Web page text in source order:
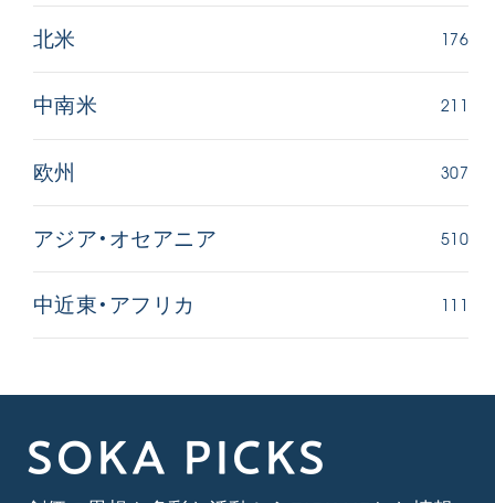
北米 176
中南米 211
欧州 307
アジア・オセアニア 510
中近東・アフリカ 111
SOKA PICKS